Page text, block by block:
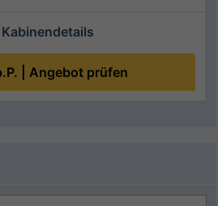
Kabinendetails
| Angebot prüfen